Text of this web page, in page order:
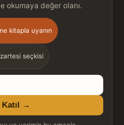
okumaya değer olanı.
kitapla uyanın
seçkisi
Katıl →